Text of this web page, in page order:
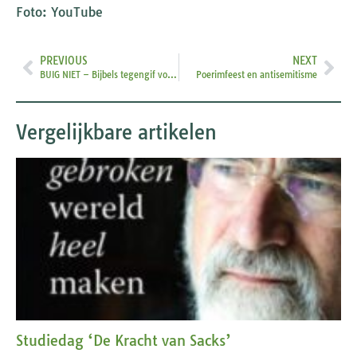
Foto: YouTube
PREVIOUS
BUIG NIET – Bijbels tegengif voor nu
NEXT
Poerimfeest en antisemitisme
Vergelijkbare artikelen
Studiedag ‘De Kracht van Sacks’